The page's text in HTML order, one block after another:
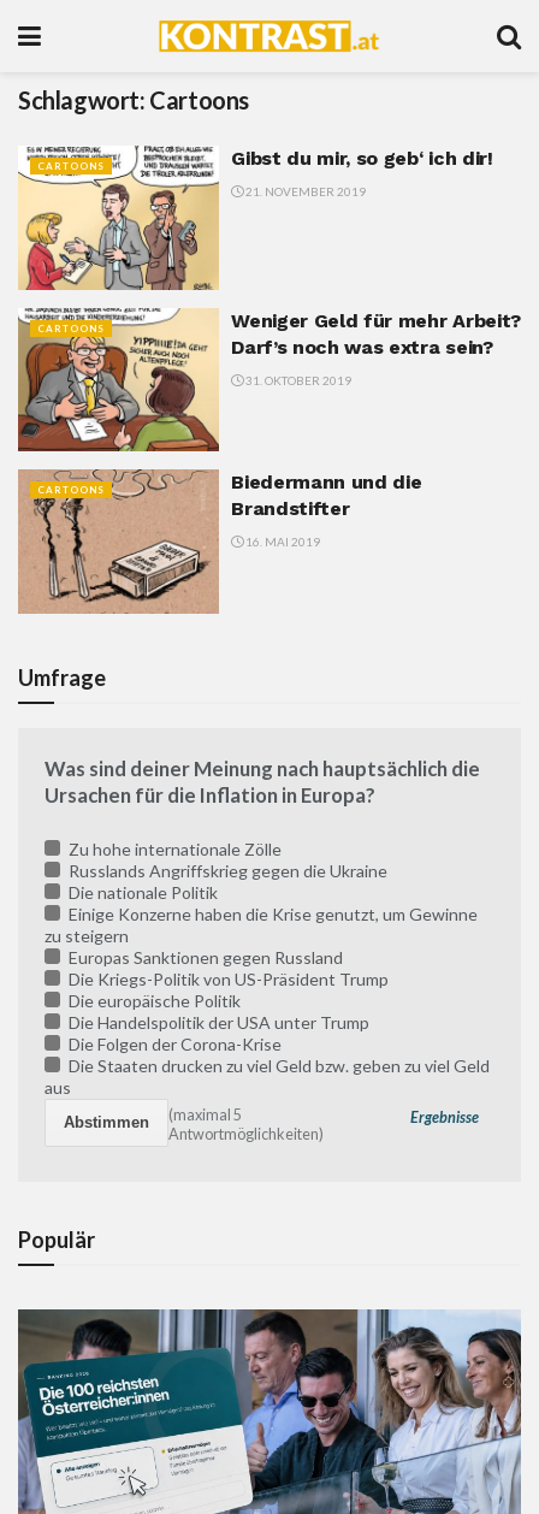
Schlagwort: Cartoons
CARTOONS Gibst du mir, so geb‘ ich dir!
21. NOVEMBER 2019
CARTOONS
Weniger Geld für mehr Arbeit?
Darf’s noch was extra sein?
31. OKTOBER 2019
CARTOONS
Biedermann und die
Brandstifter
16. MAI 2019
Umfrage
Was sind deiner Meinung nach hauptsächlich die
Ursachen für die Inflation in Europa?
Zu hohe internationale Zölle
Russlands Angriffskrieg gegen die Ukraine
Die nationale Politik
Einige Konzerne haben die Krise genutzt, um Gewinne
zu steigern
Europas Sanktionen gegen Russland
Die Kriegs-Politik von US-Präsident Trump
Die europäische Politik
Die Handelspolitik der USA unter Trump
Die Folgen der Corona-Krise
Die Staaten drucken zu viel Geld bzw. geben zu viel Geld
aus
Ergebnisse
(maximal 5
Antwortmöglichkeiten)
Populär